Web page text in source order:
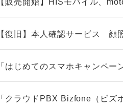
【販売開始】HISモバイル、
【復旧】本人確認サービス 顔
「はじめてのスマホキャンペ
「クラウドPBX Bizfone（ビズ